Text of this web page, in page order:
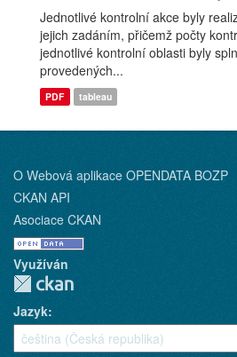
Jednotlivé kontrolní akce byly
jejich zadáním, přičemž počty
jednotlivé kontrolní oblasti byly
provedených...
PDF tableau
O Webová aplikace OPENDATA BOZP
CKAN API
Asociace CKAN
Využíván
Jazyk